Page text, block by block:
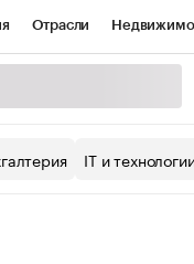
Отрасли
IT и